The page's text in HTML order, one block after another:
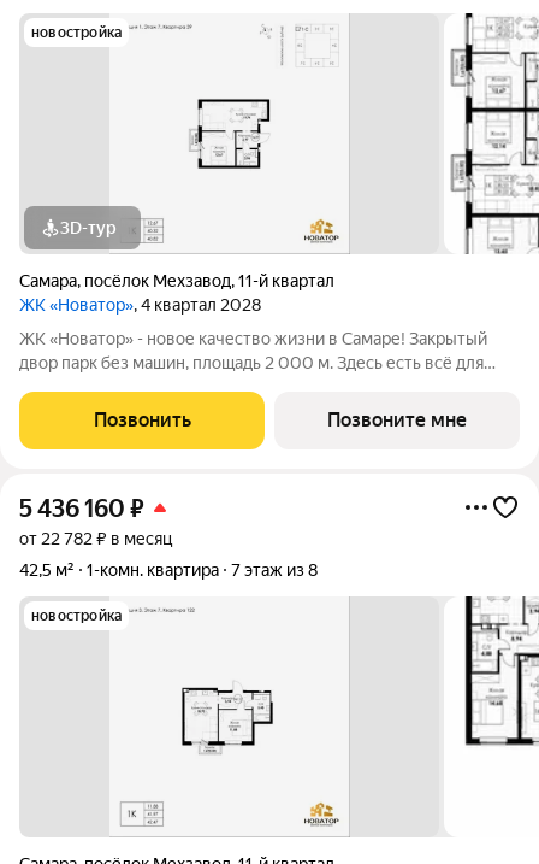
новостройка
3D-тур
Самара, посёлок Мехзавод,11-й квартал
ЖК «Новатор», 4 квартал 2028
ЖК «Новатор» - новое качество жизни в Самаре! Закрытый
двор парк без машин, площадь 2 000 м. Здесь есть всё для
спортивные зоны ландшафтное озеленение Безопасность на
высшем уровне: система
Позвонить Позвоните мне
5 436 160 ₽
от 22 782 ₽ в месяц
42,5 м²
1-комн. квартира 7 этаж из 8
новостройка